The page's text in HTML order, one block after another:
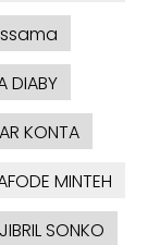
DIABY
KONTA
MINTEH
SONKO